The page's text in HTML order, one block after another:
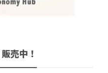
売中！